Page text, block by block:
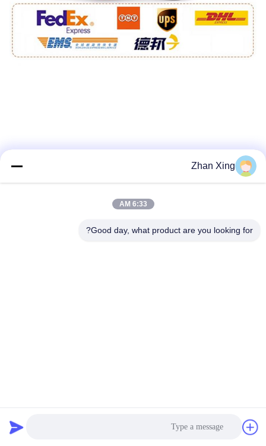
الأسئلة الشائعة
Zhan Xing
6:33 AM
Good day, what product are you looking for?